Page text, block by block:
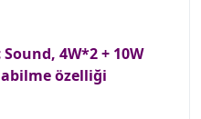
4W*2 + 10W
özelliği